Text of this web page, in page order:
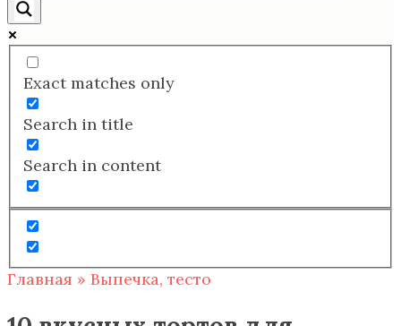
Exact matches only
Search in title
Search in content
Главная » Выпечка, тесто